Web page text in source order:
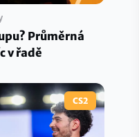
Průměrná
v řadě
CS2